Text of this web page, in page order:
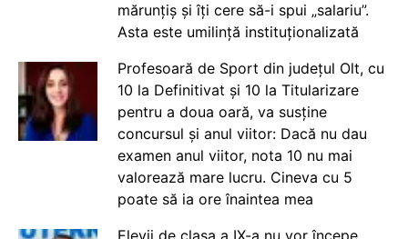
mărunțiș și îți cere să-i spui „salariu”.
Asta este umilință instituționalizată
Profesoară de Sport din județul Olt, cu
10 la Definitivat și 10 la Titularizare
pentru a doua oară, va susține
concursul și anul viitor: Dacă nu dau
examen anul viitor, nota 10 nu mai
valorează mare lucru. Cineva cu 5
poate să ia ore înaintea mea